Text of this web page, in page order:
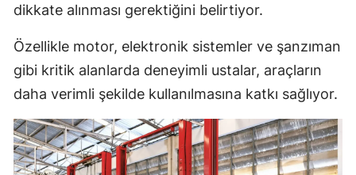
dikkate alınması gerektiğini belirtiyor.
Özellikle motor, elektronik sistemler ve şanzıman
gibi kritik alanlarda deneyimli ustalar, araçların
daha verimli şekilde kullanılmasına katkı sağlıyor.